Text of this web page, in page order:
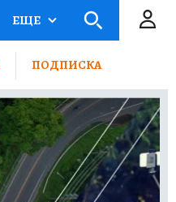
ЕЩЕ
ПОДПИСКА